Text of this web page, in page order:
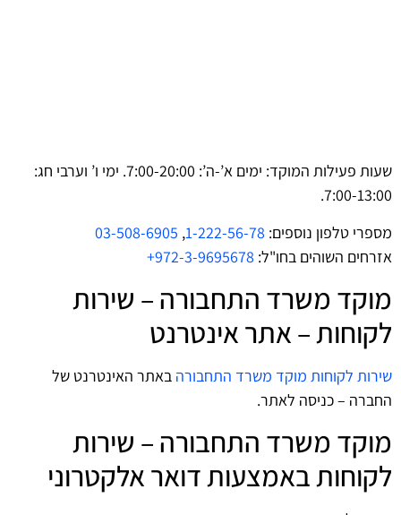
שעות פעילות המוקד: ימים א’-ה’: 7:00-20:00. ימי ו’ וערבי חג:
7:00-13:00.
מספרי טלפון נוספים: 1-222-56-78
,
03-508-6905
אזרחים השוהים בחו"ל: 972-3-9695678+
מוקד משרד התחבורה – שירות
לקוחות – אתר אינטרנט
שירות לקוחות מוקד משרד התחבורה באתר האינטרנט של
החברה – כניסה לאתר.
מוקד משרד התחבורה – שירות
לקוחות באמצעות דואר אלקטרוני